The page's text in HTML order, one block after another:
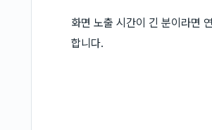
화면 노출 시간이 긴 분이라면
합니다.